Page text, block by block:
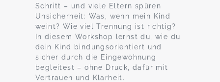
Schritt – und viele Eltern spüren
Unsicherheit: Was, wenn mein Kind
weint? Wie viel Trennung ist richtig?
In diesem Workshop lernst du, wie du
dein Kind bindungsorientiert und
sicher durch die Eingewöhnung
begleitest – ohne Druck, dafür mit
Vertrauen und Klarheit.